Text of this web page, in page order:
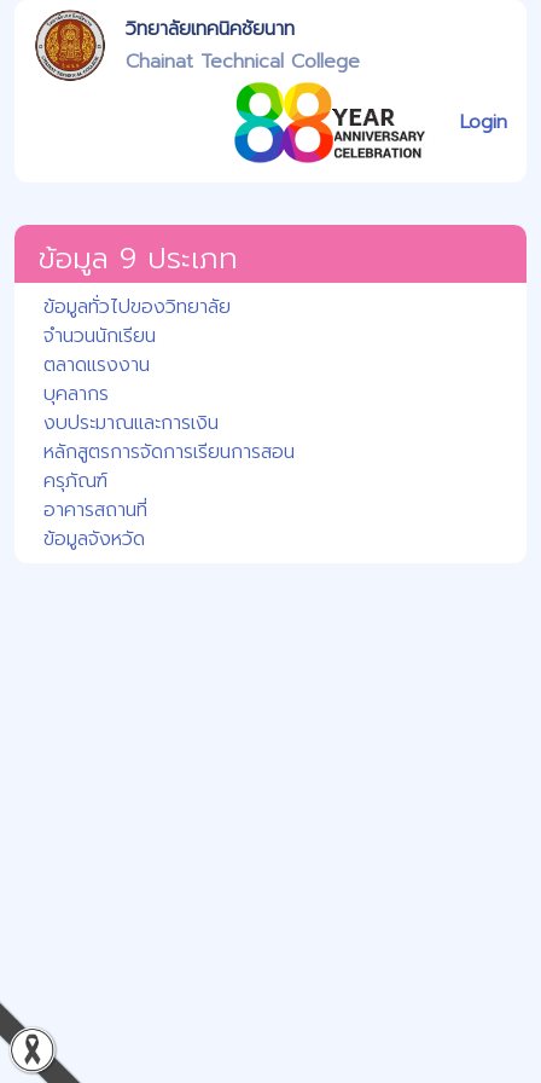
วิทยาลัยเทคนิคชัยนาท
Chainat Technical College
Login
ข้อมูล 9 ประเภท
ข้อมูลทั่วไปของวิทยาลัย
จำนวนนักเรียน
ตลาดแรงงาน
บุคลากร
งบประมาณและการเงิน
หลักสูตรการจัดการเรียนการสอน
ครุภัณฑ์
อาคารสถานที่
ข้อมูลจังหวัด